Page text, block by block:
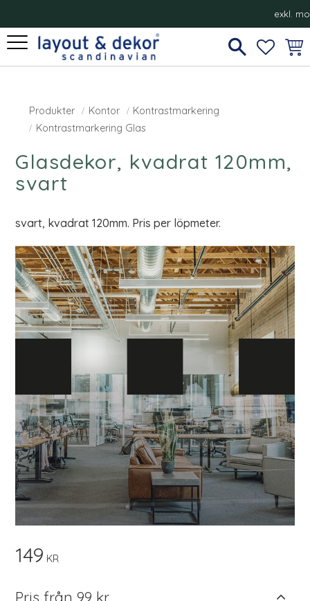
Meny
exkl.
Produkter Kontor
Kontrastmarkering
Kontrastmarkering Glas
Glasdekor, kvadrat 120mm,
svart
svart, kvadrat 120mm. Pris per löpmeter.
149 KR
Pris från 99 kr